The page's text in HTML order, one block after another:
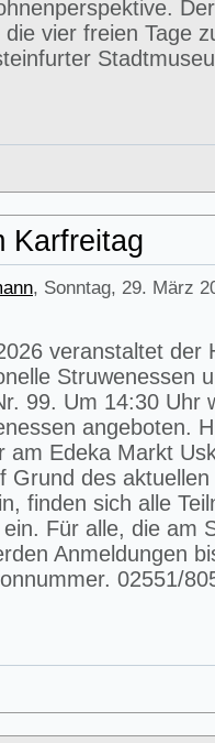
die vier freien Tage
Karfreitag
, Sonntag, 29. März
veranstaltet der
Struwenessen
99. Um 14:30 Uhr
angeboten.
am Edeka Markt
Grund des
finden sich alle
Für alle, die am
Anmeldungen
02551/